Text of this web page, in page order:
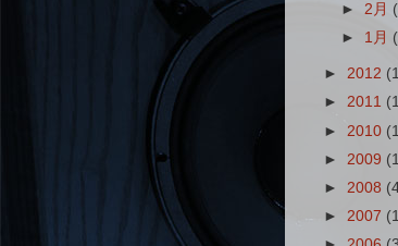
►2月
► 1月
► 2012
► 2011
► 2010
► 2009
► 2008
► 2007